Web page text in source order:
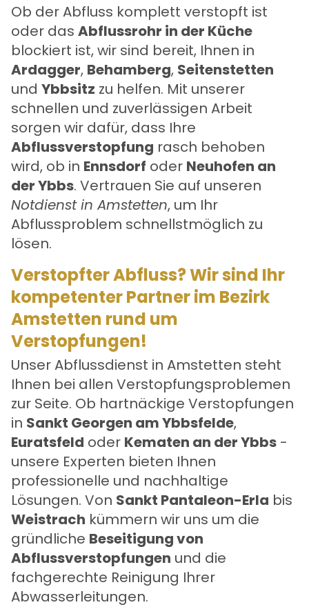
Ob der Abfluss komplett verstopft ist
oder das Abflussrohr in der Küche
blockiert ist, wir sind bereit, Ihnen in
Ardagger, Behamberg, Seitenstetten
und Ybbsitz zu helfen. Mit unserer
schnellen und zuverlässigen Arbeit
sorgen wir dafür, dass Ihre
Abflussverstopfung rasch behoben
wird, ob in Ennsdorf oder Neuhofen an
der Ybbs. Vertrauen Sie auf unseren
Notdienst in Amstetten, um Ihr
Abflussproblem schnellstmöglich zu
lösen.
Verstopfter Abfluss? Wir sind Ihr
kompetenter Partner im Bezirk
Amstetten rund um
Verstopfungen!
UnserAbflussdienst in Amstetten steht
Ihnen bei allen Verstopfungsproblemen
zur Seite. Ob hartnäckige Verstopfungen
in Sankt Georgen am Ybbsfelde,
Euratsfeld oder Kematen an der Ybbs -
unsere Experten bieten Ihnen
professionelle und nachhaltige
Lösungen. Von Sankt Pantaleon-Erla bis
Weistrach kümmern wir uns um die
gründliche Beseitigung von
Abflussverstopfungen und die
fachgerechte Reinigung Ihrer
Abwasserleitungen.